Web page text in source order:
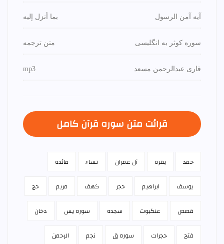
آیه آمن الرسول بما أنزل إليه
سوره کوثر به انگلیسی متن ترجمه
قاری عبدالرحمن مسعد mp3
قرائت متن سوره قرآن كامل
حمد بقره آل عمران نساء مائده
يوسف ابراهيم حجر كهف مريم حج
قصص عنكبوت سجده سوره يس دخان
فتح حجرات سوره ق نجم الرحمن